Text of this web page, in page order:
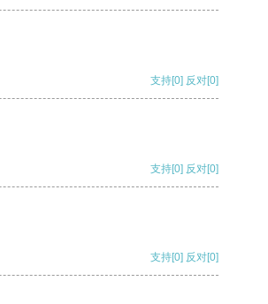
支持[0] 反对[0]
支持[0] 反对[0]
支持[0] 反对[0]